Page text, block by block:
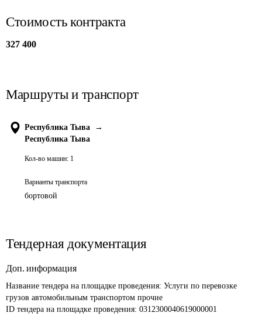
Стоимость контракта
327 400
Маршруты и транспорт
Республика Тыва
→
Республика Тыва
Кол-во машин: 1
Варианты транспорта
бортовой
Тендерная документация
Доп. информация
Название тендера на площадке проведения: Услуги по перевозке
грузов автомобильным транспортом прочие
ID тендера на площадке проведения: 0312300040619000001